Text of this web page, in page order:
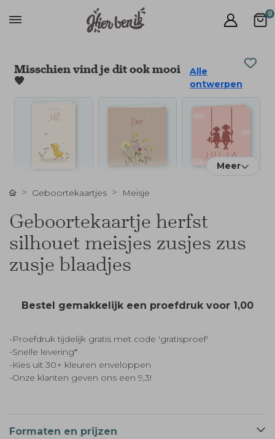
0
Misschien vind je dit ook mooi
🧡
Alle
ontwerpen
Meer
Geboortekaartjes Meisje
Geboortekaartje herfst
silhouet meisjes zusjes zus
zusje blaadjes
Bestel gemakkelijk een proefdruk voor 1,00
-Proefdruk tijdelijk gratis met code 'gratisproef'
-Snelle levering*
-Kies uit 30+ kleuren enveloppen
-Onze klanten geven ons een 9,3!
Formaten en prijzen